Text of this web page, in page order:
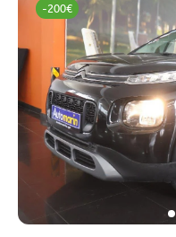
-200€